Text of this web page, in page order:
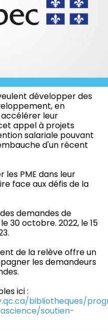
développer des
en
leur
appel à projets
salariale pouvant
d'un récent
PME dans leur
face aux défis de la
demandes de
30 octobre. 2022, le 15
de la relève offre un
les demandeurs
ici :
bibliotheques/
soutien-